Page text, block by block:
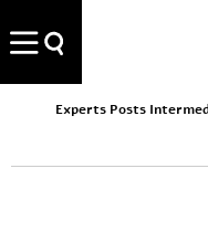
Experts Posts